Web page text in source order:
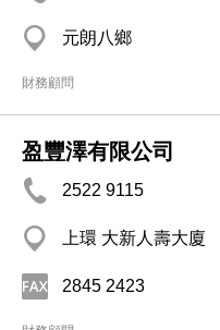
元朗八鄉
財務顧問
盈豐澤有限公司
2522 9115
上環 大新人壽大廈
2845 2423